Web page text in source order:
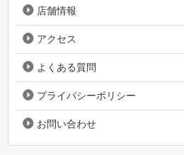
店舗情報
アクセス
よくある質問
プライバシーポリシー
お問い合わせ